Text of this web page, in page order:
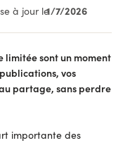
à jour le1/7/2026
limitée sont un moment
vos
partage, sans perdre
importante des